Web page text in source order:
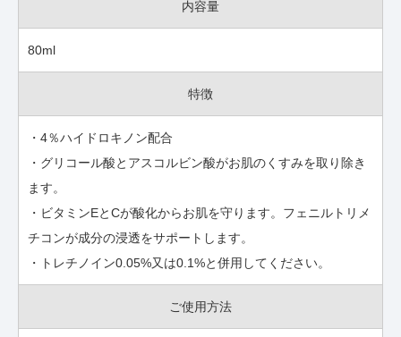
内容量
80ml
特徴
・4％ハイドロキノン配合
・グリコール酸とアスコルビン酸がお肌のくすみを取り除き
ます。
・ビタミンEとCが酸化からお肌を守ります。フェニルトリメ
チコンが成分の浸透をサポートします。
・トレチノイン0.05%又は0.1%と併用してください。
ご使用方法